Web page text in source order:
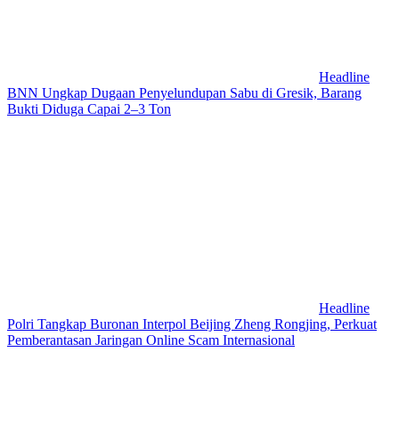
Headline
BNN Ungkap Dugaan Penyelundupan Sabu di Gresik, Barang
Bukti Diduga Capai 2–3 Ton
Headline
Polri Tangkap Buronan Interpol Beijing Zheng Rongjing, Perkuat
Pemberantasan Jaringan Online Scam Internasional